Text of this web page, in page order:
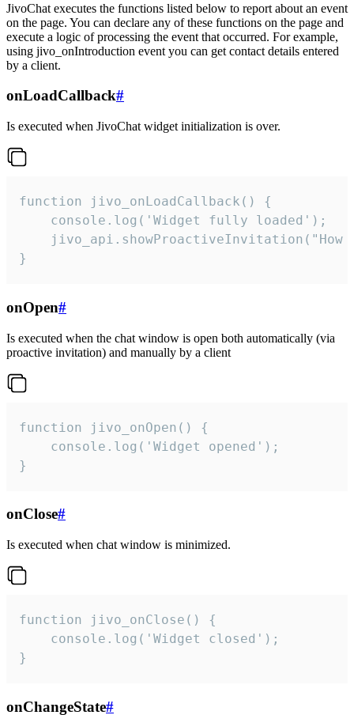
JivoChat executes the functions listed below to report about an event
on the page. You can declare any of these functions on the page and
execute a logic of processing the event that occurred. For example,
using jivo_onIntroduction event you can get contact details entered
by a client.
onLoadCallback#
Is executed when JivoChat widget initialization is over.
function jivo_onLoadCallback() {
    console.log('Widget fully loaded');
jivo_api.showProactiveInvitation("How
}
onOpen#
Is executed when the chat window is open both automatically (via
proactive invitation) and manually by a client
function jivo_onOpen() {
    console.log('Widget opened');
}
onClose#
Is executed when chat window is minimized.
function jivo_onClose() {
    console.log('Widget closed');
}
onChangeState#